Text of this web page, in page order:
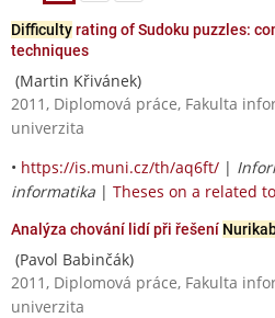
Difficultyrating of Sudoku puzzles:
techniques
(Martin Křivánek)
2011, Diplomová práce, Fakulta
univerzita
• https://is.muni.cz/th/aq6ft/ |
informatika | Theses on a related
Analýza chování lidí při řešení
(Pavol Babinčák)
2011, Diplomová práce, Fakulta
univerzita